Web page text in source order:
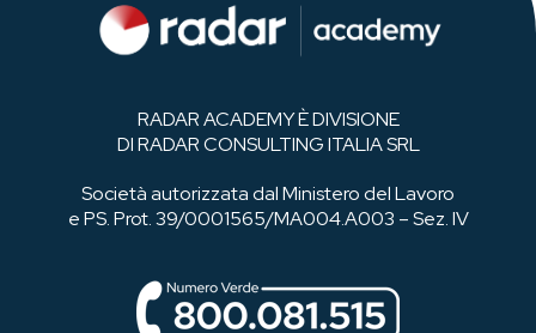
RADAR ACADEMY È DIVISIONE
DI RADAR CONSULTING ITALIA SRL
Società autorizzata dal Ministero del Lavoro
e PS. Prot. 39/0001565/MA004.A003 – Sez. IV